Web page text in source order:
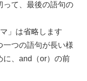
って、最後の語句の
」は省略します
一つの語句が長い様
に、and（or）の前